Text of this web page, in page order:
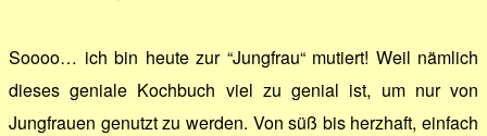
Soooo… ich bin heute zur “Jungfrau“ mutiert! Weil nämlich
dieses geniale Kochbuch viel zu genial ist, um nur von
Jungfrauen genutzt zu werden. Von süß bis herzhaft, einfach